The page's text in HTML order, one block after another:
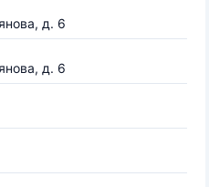
д. 6
д. 6